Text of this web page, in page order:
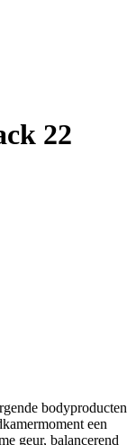
22
bodyproducten
een
geur, balancerend